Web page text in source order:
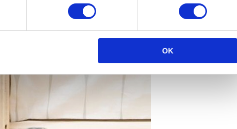
OK